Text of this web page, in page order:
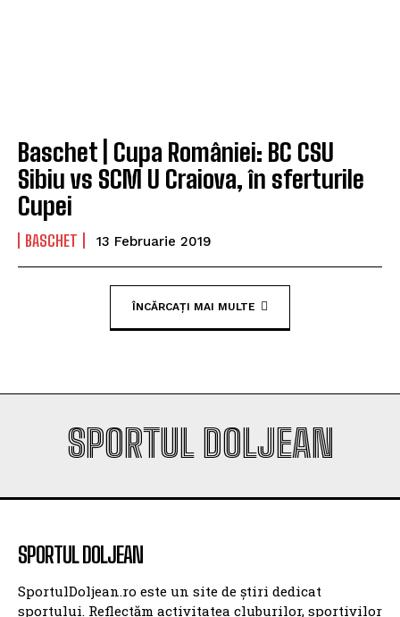
Baschet | Cupa României: BC CSU
Sibiu vs SCM U Craiova, în sferturile
Cupei
BASCHET 13 Februarie 2019
ÎNCĂRCAȚI MAI MULTE
SPORTUL DOLJEAN
SPORTUL DOLJEAN
SportulDoljean.ro este un site de știri dedicat
sportului. Reflectăm activitatea cluburilor, sportivilor